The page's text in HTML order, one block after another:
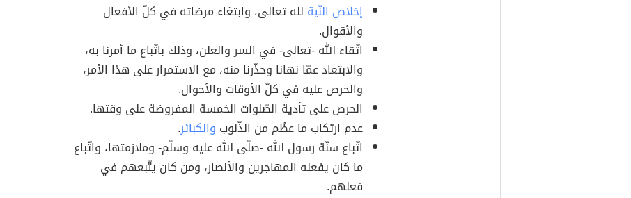
إخلاص النّية لله تعالى، وابتغاء مرضاته في كلّ الأفعال
والأقوال.
اتّقاء الله -تعالى- في السر والعلن، وذلك باتّباع ما أمرنا به،
والابتعاد عمّا نهانا وحذّرنا منه، مع الاستمرار على هذا الأمر،
والحرص عليه في كلّ الأوقات والأحوال.
الحرص على تأدية الصّلوات الخمسة المفروضة على وقتها.
عدم ارتكاب ما عظُم من الذّنوب والكبائر.
اتّباع سنّة رسول الله -صلّى الله عليه وسلّم- وملازمتها، واتّباع
ما كان يفعله المهاجرين والأنصار، ومن كان يتّبعهم في
فعلهم.